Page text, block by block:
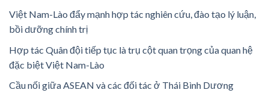
Việt Nam-Lào đẩy mạnh hợp tác nghiên cứu, đào tạo lý luận,
bồi dưỡng chính trị
Hợp tác Quân đội tiếp tục là trụ cột quan trọng của quan hệ
đặc biệt Việt Nam-Lào
Cầu nối giữa ASEAN và các đối tác ở Thái Bình Dương